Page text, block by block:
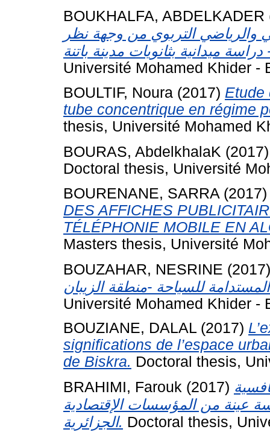
BOUKHALFA, ABDELKADER
والرياضي التربوي من وجهة نظر
Université Mohamed Khider -
BOULTIF, Noura (2017) Etude
tube concentrique en régime
thesis, Université Mohamed
BOURAS, AbdelkhalaK
Doctoral thesis, Université
BOURENANE, SARRA
DES AFFICHES
TÉLÉPHONIE MOBILE EN
Masters thesis, Université
BOUZAHAR, NESRINE
Université Mohamed Khider -
BOUZIANE, DALAL (2017)
significations de l’espace
de Biskra. Doctoral thesis,
BRAHIMI, Farouk (2017)
عينة من المؤسسات الإقتصادية
الجزائرية. Doctoral thesis,